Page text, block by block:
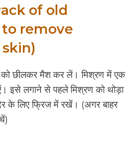
of old
remove
छीलकर मैश कर लें। मिश्रण में एक
इसे लगाने से पहले मिश्रण को थोड़ा
के लिए फ्रिज में रखें। (अगर बाहर